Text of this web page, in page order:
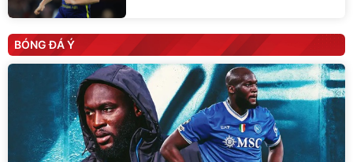
BÓNG ĐÁ Ý